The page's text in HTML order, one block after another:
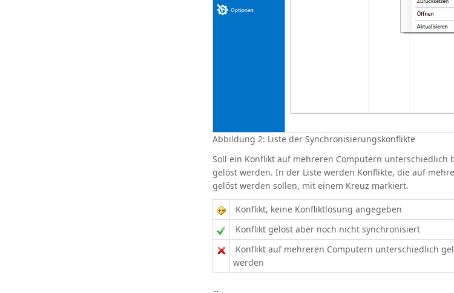
Abbildung 2: Liste der Synchronisierungskonflikte
Soll ein Konflikt auf mehreren Computern unterschiedlich
gelöst werden. In der Liste werden Konflikte, die auf
gelöst werden sollen, mit einem Kreuz markiert.
Konflikt, keine Konfliktlösung angegeben
Konflikt gelöst aber noch nicht synchronisiert
Konflikt auf mehreren Computern unterschiedlich
werden